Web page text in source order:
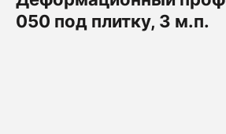
050 под плитку, 3 м.п.